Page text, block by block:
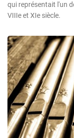
qui représentait l'un
VIIIe et XIe siècle.